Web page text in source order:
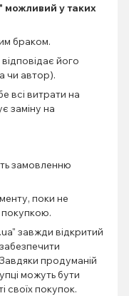
можливий у таких
браком.
його
чи автор).
всі витрати на
заміну на
замовленню
поки не
покупкою.
завжди відкритий
продуманій
можуть бути
своїх покупок.